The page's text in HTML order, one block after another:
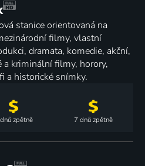
stanice orientovaná na
filmy, vlastní
dramata, komedie, akční,
a kriminální filmy, horory,
a historické snímky.
zpětně 7 dnůzpětně